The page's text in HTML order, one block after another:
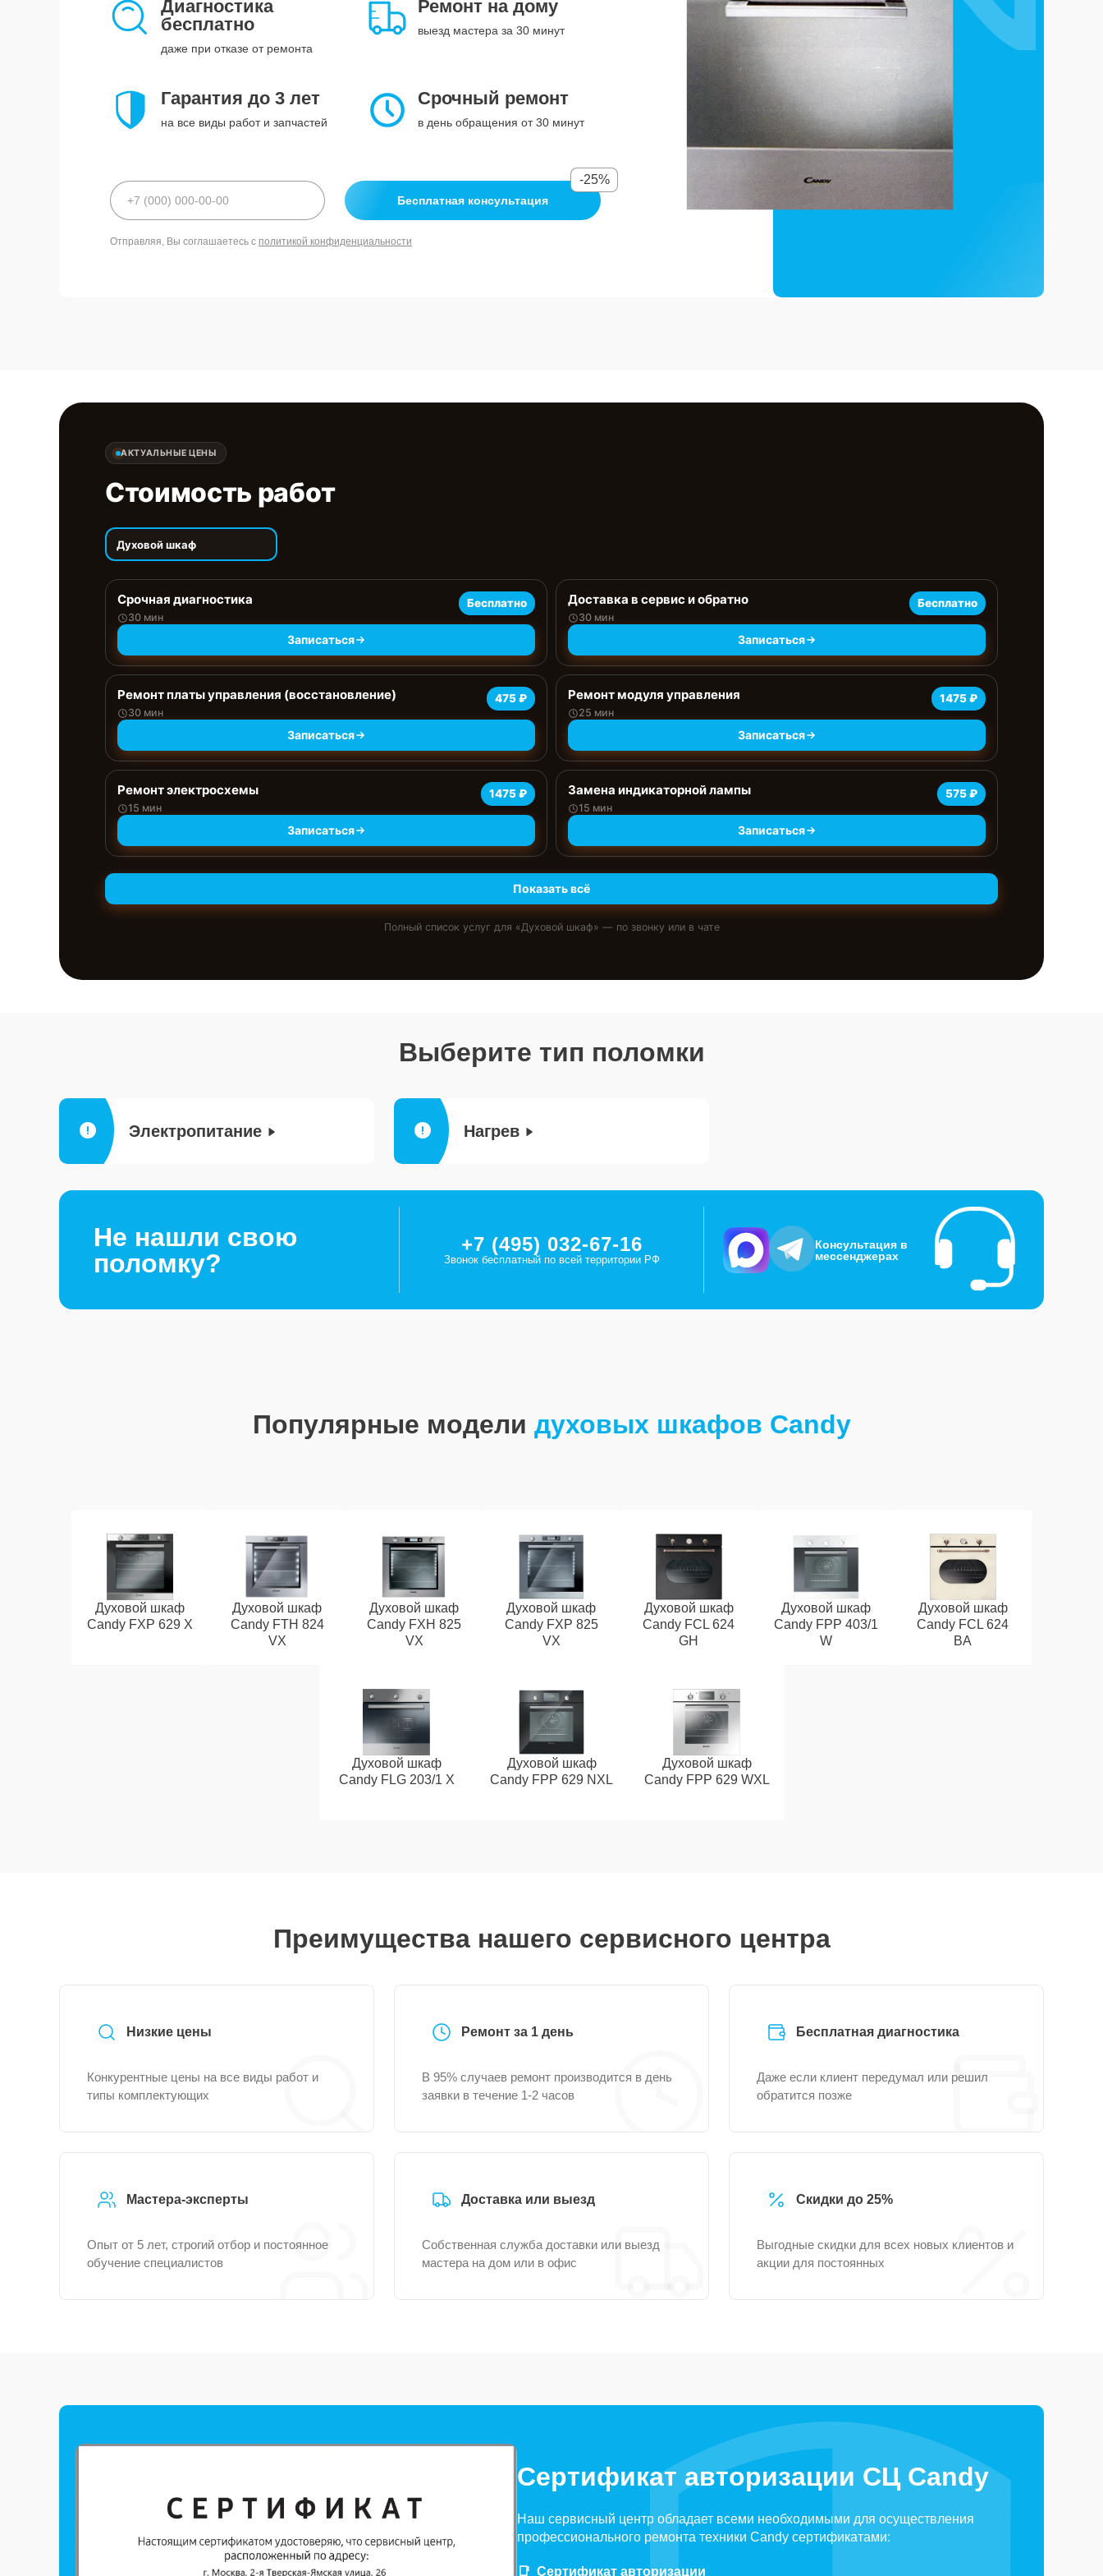
Диагностика
бесплатно
даже при отказе от ремонта
Ремонт на дому
выезд мастера за 30 минут
Гарантия до 3 лет
на все виды работ и запчастей
Срочный ремонт
в день обращения от 30 минут
Бесплатная консультация
-25%
Отправляя, Вы соглашаетесь с политикой конфиденциальности
АКТУАЛЬНЫЕ ЦЕНЫ
Стоимость работ
Духовой шкаф
Срочная диагностика
30 мин
Бесплатно
Записаться
Доставка в сервис и обратно
30 мин
Бесплатно
Записаться
Ремонт платы управления (восстановление)
30 мин
475 ₽
Записаться
Ремонт модуля управления
25 мин
1475 ₽
Записаться
Ремонт электросхемы
15 мин
1475 ₽
Записаться
Замена индикаторной лампы
15 мин
575 ₽
Записаться
Показать всё
Полный список услуг для «Духовой шкаф» — по звонку или в чате
Выберите тип поломки
Электропитание Нагрев
Не нашли свою
поломку?
+7 (495) 032-67-16
Звонок бесплатный по всей территории РФ
Консультация в
мессенджерах
Популярные модели духовых шкафов Candy
Духовой шкаф
Candy FXP 629 X
Духовой шкаф
Candy FTH 824
VX
Духовой шкаф
Candy FXH 825
VX
Духовой шкаф
Candy FXP 825
VX
Духовой шкаф
Candy FCL 624
GH
Духовой шкаф
Candy FPP 403/1
W
Духовой шкаф
Candy FCL 624
BA
Духовой шкаф
Candy FLG 203/1 X
Духовой шкаф
Candy FPP 629 NXL
Духовой шкаф
Candy FPP 629 WXL
Преимущества нашего сервисного центра
Низкие цены
Конкурентные цены на все виды работ и
типы комплектующих
Ремонт за 1 день
В 95% случаев ремонт производится в день
заявки в течение 1-2 часов
Бесплатная диагностика
Даже если клиент передумал или решил
обратится позже
Мастера-эксперты
Опыт от 5 лет, строгий отбор и постоянное
обучение специалистов
Доставка или выезд
Собственная служба доставки или выезд
мастера на дом или в офис
Скидки до 25%
Выгодные скидки для всех новых клиентов и
акции для постоянных
Сертификат авторизации СЦ Candy
Наш сервисный центр обладает всеми необходимыми для осуществления
профессионального ремонта техники Candy сертификатами:
Сертификат авторизации